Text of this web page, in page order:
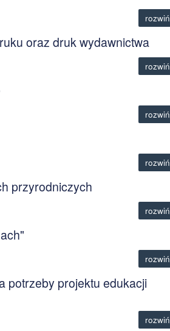
rozwiń
oraz druk wydawnictwa
rozwiń
rozwiń
rozwiń
przyrodniczych
rozwiń
rozwiń
potrzeby projektu edukacji
rozwiń